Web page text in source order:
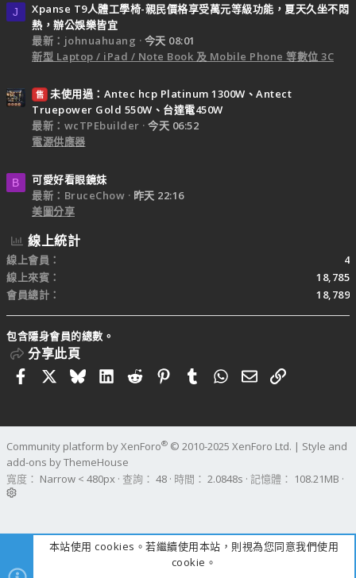
J
Xpanse T9人體工學椅-親民價格享受萬元等級功能，夏天久坐不悶
熱，辦公娛樂皆宜
最新：johnuahuang
今天 08:01
新型 Laptop / iPad / Note Book 及 Mobile Phone 等數位 3C
售 未使用過：Antec hcp Platinum 1300W、Antect
Truepower Gold 550W、台達電450W
最新：wcTPEbuilder
今天 06:52
電源供應器
B
可愛好看眼鏡妹
最新：BruceChow
昨天 22:16
美圖分享
線上統計
線上會員
4
線上來賓
18,785
會員總計
18,789
包含隱身會員的總數。
分享此頁
FacebookBlueskyLinkedIn
RedditPinterestTumblrWhatsApp
電子郵件
連結
Community platform by XenForo® © 2010-2025 XenForo Ltd. | Style and
add-ons by ThemeHouse
寬度
查詢 48 時間 2.0848s 記憶體 108.21MB
本站使用 cookies。若繼續使用本站，則視為您同意我們使用
cookie。